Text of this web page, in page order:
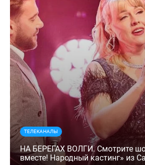
ТЕЛЕКАНАЛЫ
НА БЕРЕГАХ ВОЛГИ. Смотрите
вместе! Народный кастинг» из